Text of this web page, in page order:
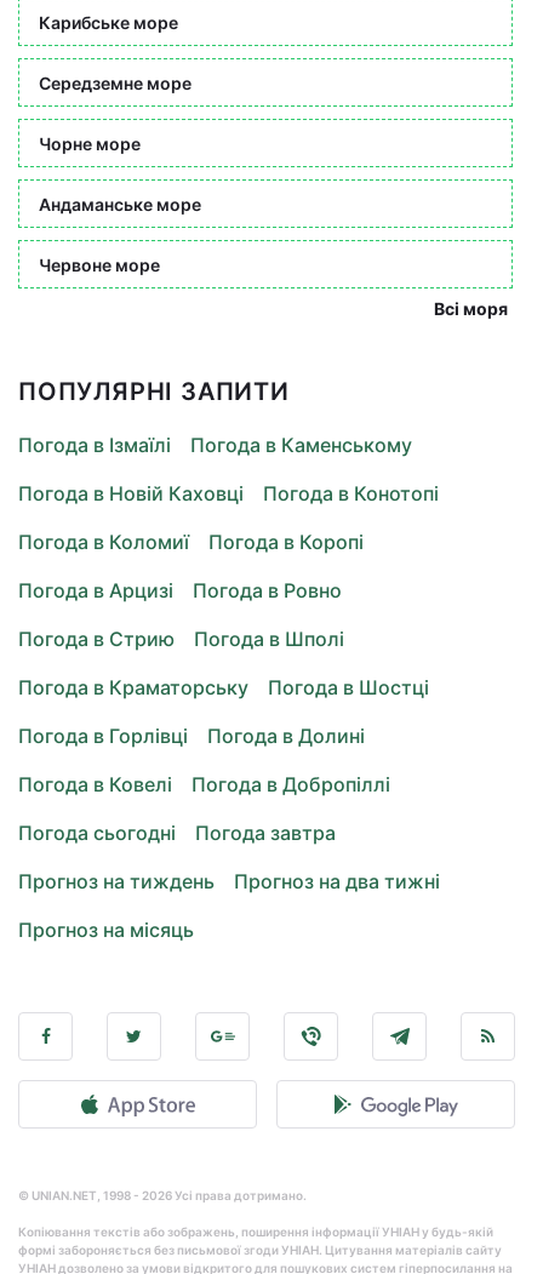
Карибське море
Середземне море
Чорне море
Андаманське море
Червоне море
Всі моря
ПОПУЛЯРНІ ЗАПИТИ
Погода в Ізмаїлі
Погода в Каменському
Погода в Новій Каховці
Погода в Конотопі
Погода в Коломиї
Погода в Коропі
Погода в Арцизі
Погода в Ровно
Погода в Стрию
Погода в Шполі
Погода в Краматорську
Погода в Шостці
Погода в Горлівці
Погода в Долині
Погода в Ковелі
Погода в Добропіллі
Погода сьогодні
Погода завтра
Прогноз на тиждень
Прогноз на два тижні
Прогноз на місяць
© UNIAN.NET, 1998 - 2026 Усі права дотримано.
Копіювання текстів або зображень, поширення інформації УНІАН у будь-якій
формі забороняється без письмової згоди УНІАН. Цитування матеріалів сайту
УНІАН дозволено за умови відкритого для пошукових систем гіперпосилання на